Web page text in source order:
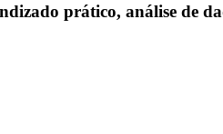
prático, análise de